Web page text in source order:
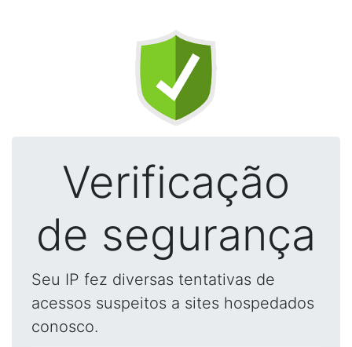
Verificação
de segurança
Seu IP fez diversas tentativas de
acessos suspeitos a sites hospedados
conosco.